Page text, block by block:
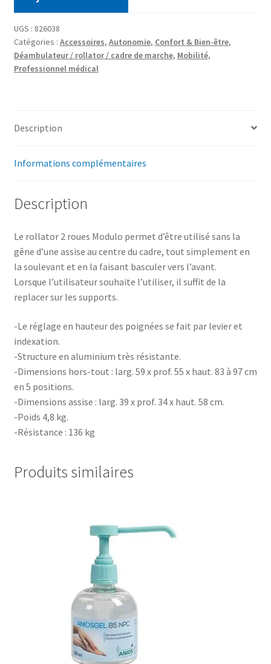
UGS : 826038
Catégories : Accessoires, Autonomie, Confort & Bien-être,
Déambulateur / rollator / cadre de marche, Mobilité,
Professionnel médical
Description
Informations complémentaires
Description
Le rollator 2 roues Modulo permet d’être utilisé sans la
gêne d’une assise au centre du cadre, tout simplement en
la soulevant et en la faisant basculer vers l’avant.
Lorsque l’utilisateur souhaite l’utiliser, il suffit de la
replacer sur les supports.
-Le réglage en hauteur des poignées se fait par levier et
indexation.
-Structure en aluminium très résistante.
-Dimensions hors-tout : larg. 59 x prof. 55 x haut. 83 à 97 cm
en 5 positions.
-Dimensions assise : larg. 39 x prof. 34 x haut. 58 cm.
-Poids 4,8 kg.
-Résistance : 136 kg
Produits similaires